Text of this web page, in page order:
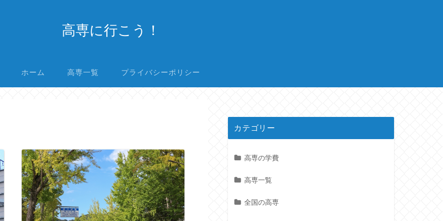
高専に行こう！
ホーム 高専一覧 プライバシーポリシー
カテゴリー
高専の学費
高専一覧
全国の高専